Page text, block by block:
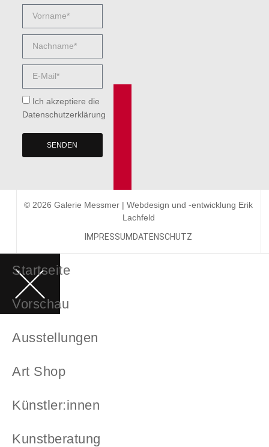
Ich akzeptiere die
Datenschutzerklärung
SENDEN
© 2026 Galerie Messmer | Webdesign und -entwicklung Erik
Lachfeld
IMPRESSUMDATENSCHUTZ
Startseite
Vorschau
Ausstellungen
Art Shop
Künstler:innen
Kunstberatung